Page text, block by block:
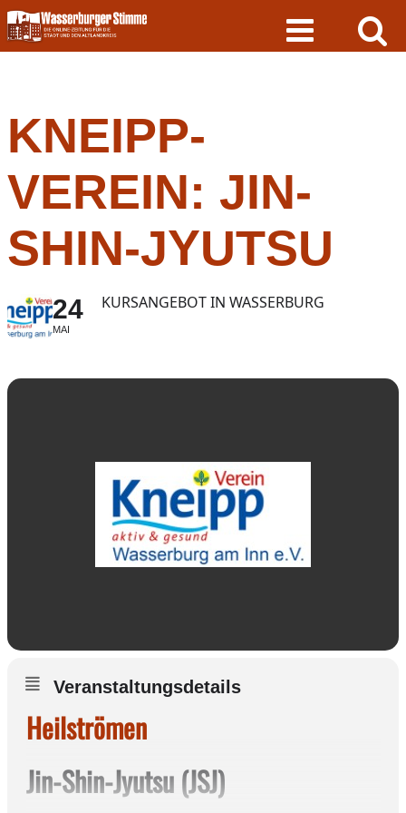
Skip
to
content
KNEIPP-
VEREIN: JIN-
SHIN-JYUTSU
24
MAI
KURSANGEBOT IN WASSERBURG
Veranstaltungsdetails
Heilströmen
Jin-Shin-Jyutsu (JSJ)